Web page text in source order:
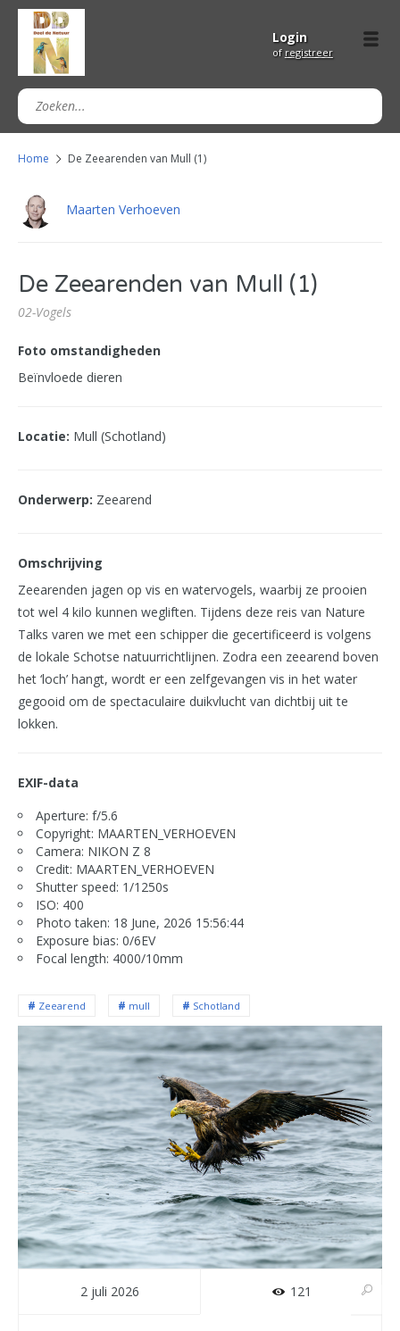
Login
of registreer
Home De Zeearenden van Mull (1)
Maarten Verhoeven
De Zeearenden van Mull (1)
02-Vogels
Foto omstandigheden
Beïnvloede dieren
Locatie: Mull (Schotland)
Onderwerp: Zeearend
Omschrijving
Zeearenden jagen op vis en watervogels, waarbij ze prooien
tot wel 4 kilo kunnen wegliften. Tijdens deze reis van Nature
Talks varen we met een schipper die gecertificeerd is volgens
de lokale Schotse natuurrichtlijnen. Zodra een zeearend boven
het ‘loch’ hangt, wordt er een zelfgevangen vis in het water
gegooid om de spectaculaire duikvlucht van dichtbij uit te
lokken.
EXIF-data
Aperture: f/5.6
Copyright: MAARTEN_VERHOEVEN
Camera: NIKON Z 8
Credit: MAARTEN_VERHOEVEN
Shutter speed: 1/1250s
ISO: 400
Photo taken: 18 June, 2026 15:56:44
Exposure bias: 0/6EV
Focal length: 4000/10mm
Zeearend mull Schotland
2 juli 2026 121